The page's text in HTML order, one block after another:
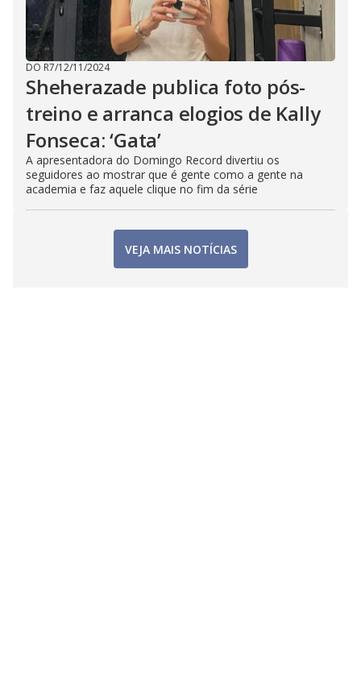
DO R7/12/11/2024
Sheherazade publica foto pós-
treino e arranca elogios de Kally
Fonseca: ‘Gata’
A apresentadora do Domingo Record divertiu os
seguidores ao mostrar que é gente como a gente na
academia e faz aquele clique no fim da série
VEJA MAIS NOTÍCIAS